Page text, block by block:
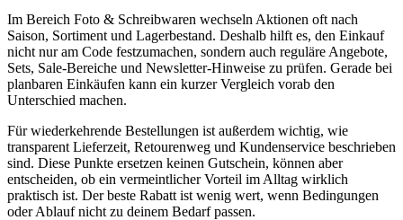
Im Bereich Foto & Schreibwaren wechseln Aktionen oft nach
Saison, Sortiment und Lagerbestand. Deshalb hilft es, den Einkauf
nicht nur am Code festzumachen, sondern auch reguläre Angebote,
Sets, Sale-Bereiche und Newsletter-Hinweise zu prüfen. Gerade bei
planbaren Einkäufen kann ein kurzer Vergleich vorab den
Unterschied machen.
Für wiederkehrende Bestellungen ist außerdem wichtig, wie
transparent Lieferzeit, Retourenweg und Kundenservice beschrieben
sind. Diese Punkte ersetzen keinen Gutschein, können aber
entscheiden, ob ein vermeintlicher Vorteil im Alltag wirklich
praktisch ist. Der beste Rabatt ist wenig wert, wenn Bedingungen
oder Ablauf nicht zu deinem Bedarf passen.